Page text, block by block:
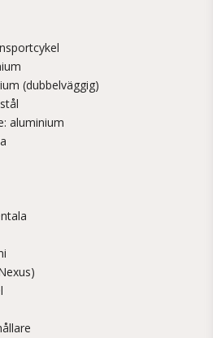
(dubbelväggig)
aluminium